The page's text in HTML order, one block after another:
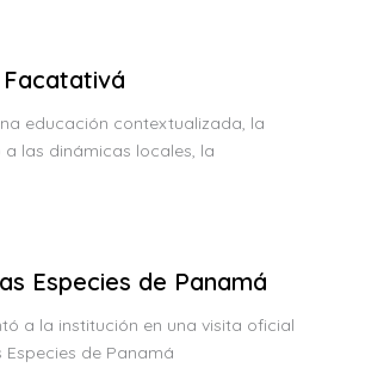
educación contextualizada, la
las dinámicas locales, la
Especies de Panamá
a la institución en una visita oficial
de Panamá